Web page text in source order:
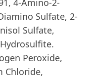
4-Amino-2-
Sulfate, 2-
Sulfate,
Peroxide,
Chloride,